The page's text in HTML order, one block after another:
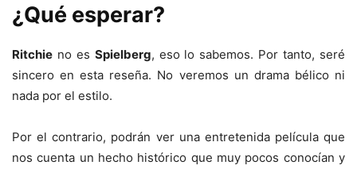
¿Qué esperar?
Ritchie no es Spielberg, eso lo sabemos. Por tanto, seré
sincero en esta reseña. No veremos un drama bélico ni
nada por el estilo.
Por el contrario, podrán ver una entretenida película que
nos cuenta un hecho histórico que muy pocos conocían y